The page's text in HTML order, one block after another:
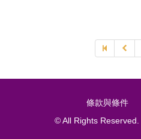
條款與條件
© All Rights Reserved.